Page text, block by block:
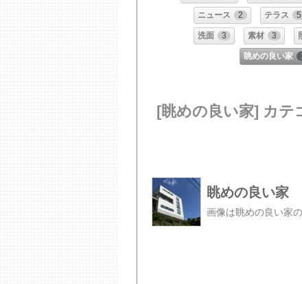
ニュース 2 テラス 5
洗面 3 素材 3
眺めの良い家
[眺めの良い家] カテ
眺めの良い家